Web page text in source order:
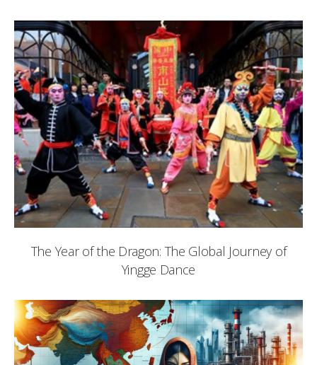
The Year of the Dragon: The Global Journey of
Yingge Dance